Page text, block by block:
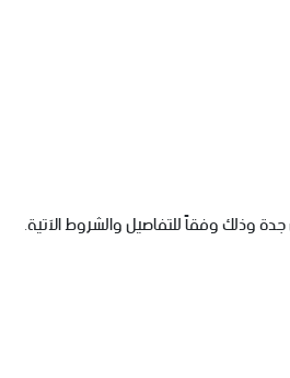
وذلك وفقاً للتفاصيل والشروط الآتية.